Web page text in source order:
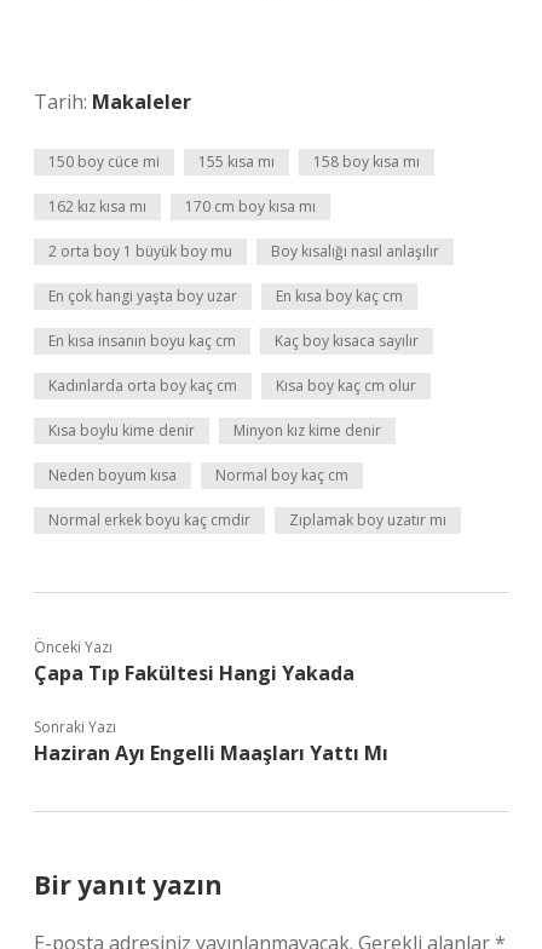
Tarih: Makaleler
150 boy cüce mi 155 kısa mı 158 boy kısa mı
162 kız kısa mı 170 cm boy kısa mı
2 orta boy 1 büyük boy mu Boy kısalığı nasıl anlaşılır
En çok hangi yaşta boy uzar En kısa boy kaç cm
En kısa insanın boyu kaç cm Kaç boy kısaca sayılır
Kadınlarda orta boy kaç cm Kısa boy kaç cm olur
Kısa boylu kime denir Minyon kız kime denir
Neden boyum kısa Normal boy kaç cm
Normal erkek boyu kaç cmdir Zıplamak boy uzatır mı
Önceki Yazı
Çapa Tıp Fakültesi Hangi Yakada
Sonraki Yazı
Haziran Ayı Engelli Maaşları Yattı Mı
Bir yanıt yazın
E-posta adresiniz yayınlanmayacak. Gerekli alanlar*